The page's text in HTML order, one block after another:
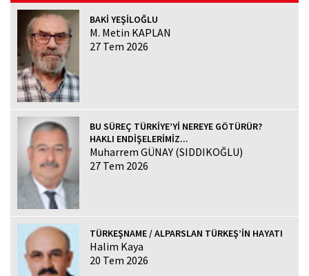
BAKİ YEŞİLOĞLU
M. Metin KAPLAN
27 Tem 2026
BU SÜREÇ TÜRKİYE’Yİ NEREYE GÖTÜRÜR?
HAKLI ENDİŞELERİMİZ...
Muharrem GÜNAY (SIDDIKOĞLU)
27 Tem 2026
TÜRKEŞNAME / ALPARSLAN TÜRKEŞ’İN HAYATI
Halim Kaya
20 Tem 2026